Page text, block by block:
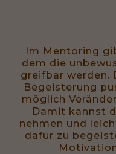
Im Mentoring
dem die
greifbar werden.
Begeisterung
möglich
Damit kannst
nehmen und
dafür zu